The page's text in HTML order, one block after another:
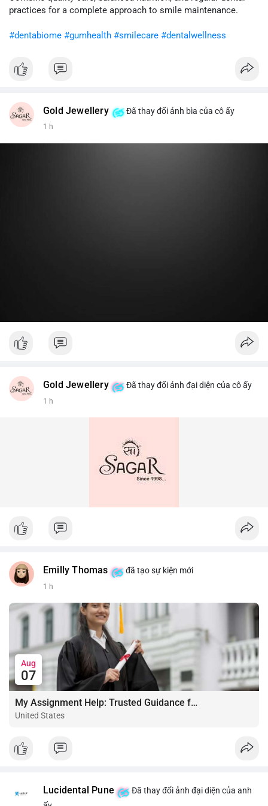
cân nhắc giảm tỷ trọng đòn bẩy và chờ xu hướng rõ ràng trước
practices for a complete approach to smile maintenance.
#dentabiome #gumhealth #smilecare #dentalwellness
Gold Jewellery Đã thay đổi ảnh bìa của cô ấy
1 h
Gold Jewellery Đã thay đổi ảnh đại diện của cô ấy
1 h
Emilly Thomas đã tạo sự kiện mới
1 h
Aug
07
My Assignment Help: Trusted Guidance for Academic Excellence
United States
Lucidental Pune
Đã thay đổi ảnh đại diện của anh